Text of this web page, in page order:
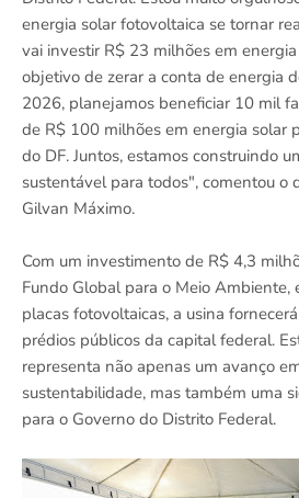
energia solar fotovoltaica se tornar
vai investir R$ 23 milhões em
objetivo de zerar a conta de energia
2026, planejamos beneficiar 10 mil
de R$ 100 milhões em energia solar
do DF. Juntos, estamos construindo
sustentável para todos", comentou o
Gilvan Máximo.
Com um investimento de R$ 4,3
Fundo Global para o Meio Ambiente,
placas fotovoltaicas, a usina
prédios públicos da capital federal.
representa não apenas um avanço
sustentabilidade, mas também uma
para o Governo do Distrito Federal.